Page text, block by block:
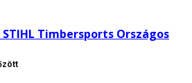
Timbersports Országos